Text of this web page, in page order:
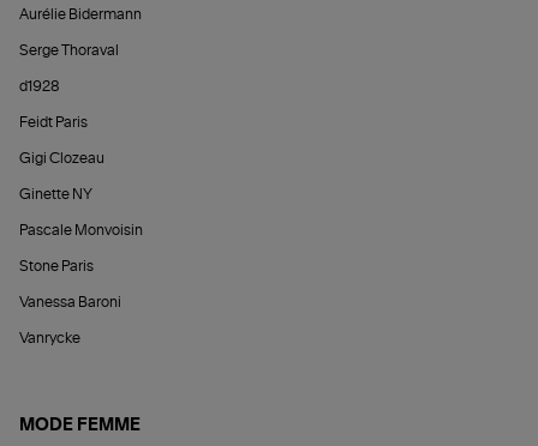
Aurélie Bidermann
Serge Thoraval
d1928
Feidt Paris
Gigi Clozeau
Ginette NY
Pascale Monvoisin
Stone Paris
Vanessa Baroni
Vanrycke
MODE FEMME